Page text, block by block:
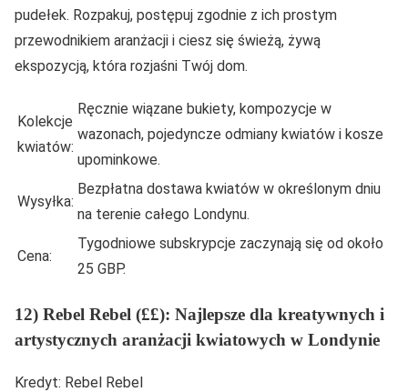
pudełek. Rozpakuj, postępuj zgodnie z ich prostym
przewodnikiem aranżacji i ciesz się świeżą, żywą
ekspozycją, która rozjaśni Twój dom.
Kolekcje
kwiatów:
Ręcznie wiązane bukiety, kompozycje w
wazonach, pojedyncze odmiany kwiatów i kosze
upominkowe.
Wysyłka:
Bezpłatna dostawa kwiatów w określonym dniu
na terenie całego Londynu.
Cena:
Tygodniowe subskrypcje zaczynają się od około
25 GBP.
12) Rebel Rebel (££): Najlepsze dla kreatywnych i
artystycznych aranżacji kwiatowych w Londynie
Kredyt: Rebel Rebel